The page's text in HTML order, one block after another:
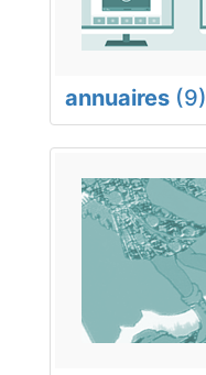
annuaires (9)